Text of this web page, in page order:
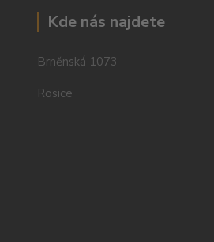
Kde nás najdete
Brněnská 1073
Rosice